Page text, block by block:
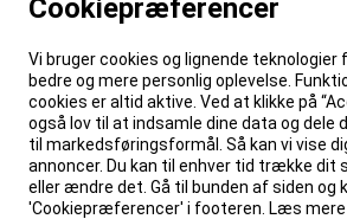
Cookiepræferencer
Vi bruger cookies og lignende teknologier
bedre og mere personlig oplevelse.
cookies er altid aktive. Ved at klikke på
også lov til at indsamle dine data og dele
til markedsføringsformål. Så kan vi vise
annoncer. Du kan til enhver tid trække dit
eller ændre det. Gå til bunden af siden og
'Cookiepræferencer' i footeren. Læs mere